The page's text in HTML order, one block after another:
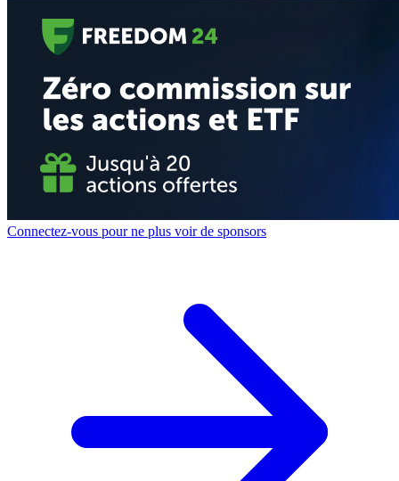
Connectez-vous pour ne plus voir de sponsors